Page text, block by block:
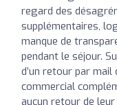
regard des
supplémentaires,
manque de
pendant le séjour.
d’un retour par
commercial
aucun retour de